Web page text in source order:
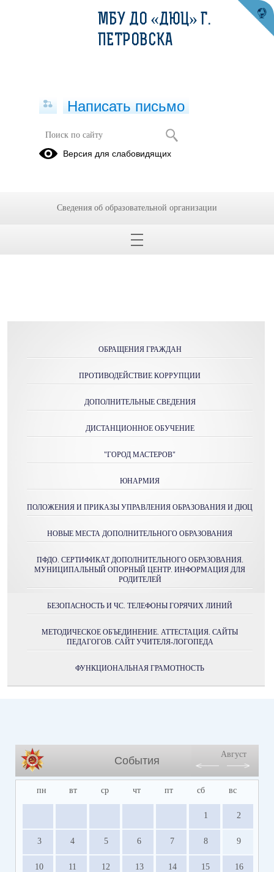
Положения и приказы управления
образования и ДЮЦ
2025-2026
ОБРАЩЕНИЯ ГРАЖДАН
ПРОТИВОДЕЙСТВИЕ КОРРУПЦИИ
ДОПОЛНИТЕЛЬНЫЕ СВЕДЕНИЯ
ДИСТАНЦИОННОЕ ОБУЧЕНИЕ
"ГОРОД МАСТЕРОВ"
ЮНАРМИЯ
ПОЛОЖЕНИЯ И ПРИКАЗЫ УПРАВЛЕНИЯ ОБРАЗОВАНИЯ И ДЮЦ
НОВЫЕ МЕСТА ДОПОЛНИТЕЛЬНОГО ОБРАЗОВАНИЯ
ПФДО. СЕРТИФИКАТ ДОПОЛНИТЕЛЬНОГО ОБРАЗОВАНИЯ.
МУНИЦИПАЛЬНЫЙ ОПОРНЫЙ ЦЕНТР. ИНФОРМАЦИЯ ДЛЯ
РОДИТЕЛЕЙ
БЕЗОПАСНОСТЬ И ЧС. ТЕЛЕФОНЫ ГОРЯЧИХ ЛИНИЙ
МЕТОДИЧЕСКОЕ ОБЪЕДИНЕНИЕ. АТТЕСТАЦИЯ. САЙТЫ
ПЕДАГОГОВ. САЙТ УЧИТЕЛЯ-ЛОГОПЕДА
ФУНКЦИОНАЛЬНАЯ ГРАМОТНОСТЬ
События
Август
пн вт ср чт пт сб вс
1 2
3 4 5 6 7 8 9
10 11 12 13 14 15 16
МБУ ДО «ДЮЦ» Г.
ПЕТРОВСКА
Написать письмо
Версия для слабовидящих
Сведения об образовательной организации